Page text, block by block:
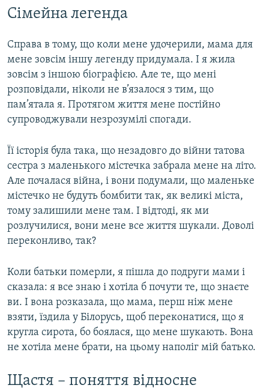
Сімейна легенда
Справа в тому, що коли мене удочерили, мама для
мене зовсім іншу легенду придумала. І я жила
зовсім з іншою біографією. Але те, що мені
розповідали, ніколи не в’язалося з тим, що
пам’ятала я. Протягом життя мене постійно
супроводжували незрозумілі спогади.
Її історія була така, що незадовго до війни татова
сестра з маленького містечка забрала мене на літо.
Але почалася війна, і вони подумали, що маленьке
містечко не будуть бомбити так, як великі міста,
тому залишили мене там. І відтоді, як ми
розлучилися, вони мене все життя шукали. Доволі
переконливо, так?
Коли батьки померли, я пішла до подруги мами і
сказала: я все знаю і хотіла б почути те, що знаєте
ви. І вона розказала, що мама, перш ніж мене
взяти, їздила у Білорусь, щоб переконатися, що я
кругла сирота, бо боялася, що мене шукають. Вона
не хотіла мене брати, на цьому наполіг мій батько.
Щастя – поняття відносне